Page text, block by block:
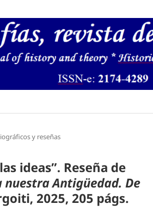
y reseñas
ideas”. Reseña de
nuestra Antigüedad. De
2025, 205 págs.